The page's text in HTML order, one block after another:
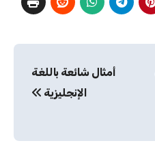
أمثال شائعة باللغة
الإنجليزية